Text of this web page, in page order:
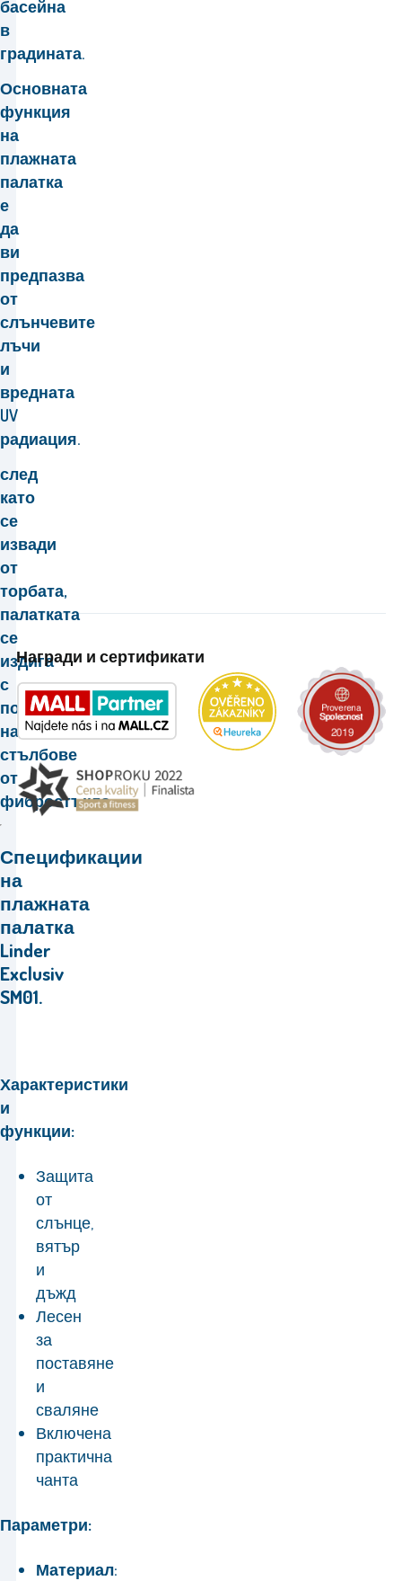
басейна
в
градината.
Основната
функция
на
плажната
палатка
е
да
ви
предпазва
от
слънчевите
лъчи
и
вредната
UV
радиация.
след
като
се
извади
от
торбата,
палатката
се
издига
с
помощта
на
стълбове
от
фибростъкло.
Спецификации
на
плажната
палатка
Linder
Exclusiv
SM01.
Характеристики
и
функции:
Защита
от
слънце,
вятър
и
дъжд
Лесен
за
поставяне
и
сваляне
Включена
практична
чанта
Параметри:
Материал:
Награди и сертификати